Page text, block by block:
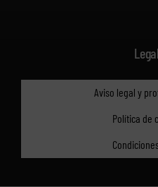
Aviso legal y
Política de